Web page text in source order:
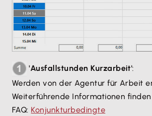
'Ausfallstunden Kurzarbeit':
Werden von der Agentur für Arbeit
Weiterführende Informationen
FAQ: Konjunkturbedingte